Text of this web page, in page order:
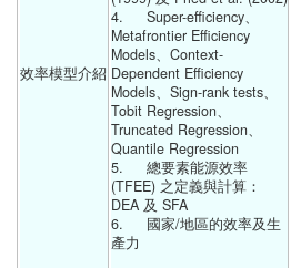
效率模型介紹
4.	Super-efficiency、
Metafrontier Efficiency
Models、Context-
Dependent Efficiency
Models、Sign-rank tests、
Tobit Regression、
Truncated Regression、
Quantile Regression
5.	總要素能源效率
(TFEE) 之定義與計算：
DEA 及 SFA
6.	國家/地區的效率及生
產力